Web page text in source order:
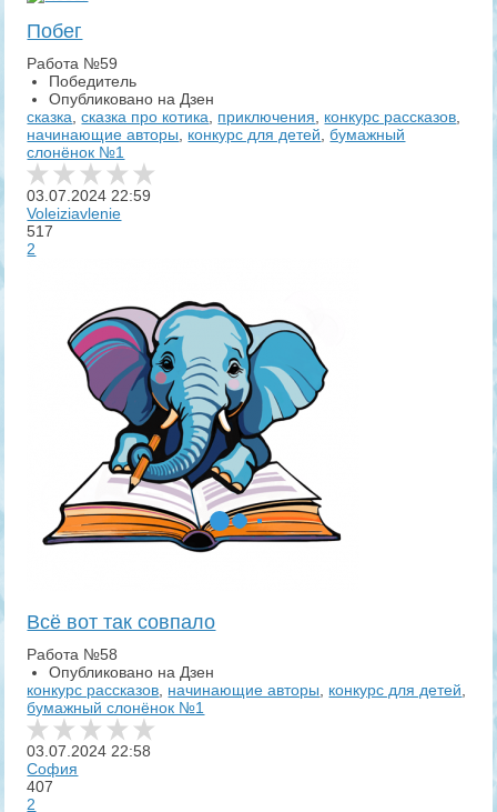
Побег
Работа №59
Победитель
Опубликовано на Дзен
сказка ,сказка про котика приключения конкурс рассказов
начинающие авторы
конкурс для детей ,бумажный
слонёнок №1
03.07.2024 22:59
Voleiziavlenie
517
2
Всё вот так совпало
Работа №58
Опубликовано на Дзен
конкурс рассказов начинающие авторы конкурс для детей
бумажный слонёнок №1
03.07.2024 22:58
София
407
2